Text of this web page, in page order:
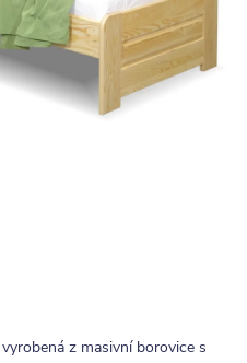
z masivní borovice s